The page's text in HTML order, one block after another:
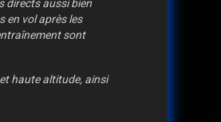
directs aussi bien
en vol après les
sont
haute altitude, ainsi